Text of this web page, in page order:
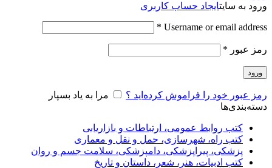
ورود به سایتایجاد حساب کاربری
Username or email address
*
رمز عبور *
ورود
رمز عبور خود را فراموش کرده‌اید ؟
مرا به یاد بسپار
دسته‌بندی‌ها
کتب روابط عمومی، ارتباطات و بازاریابی
کتب راه، شهرسازی، حمل و نقل و معماری
پزشکی، پیراپزشکی، دامپزشکی، سلامت جسم و روان
کتب ادبیات، هنر، شعر، داستان و تاریخ